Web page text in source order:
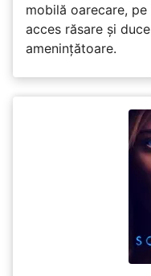
mobilă oarecare,
acces răsare și
amenințătoare.